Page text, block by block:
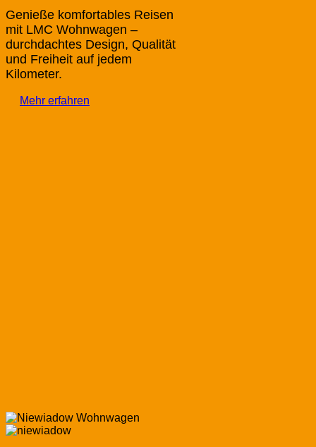
Genieße komfortables Reisen
mit LMC Wohnwagen –
durchdachtes Design, Qualität
und Freiheit auf jedem
Kilometer.
Mehr erfahren